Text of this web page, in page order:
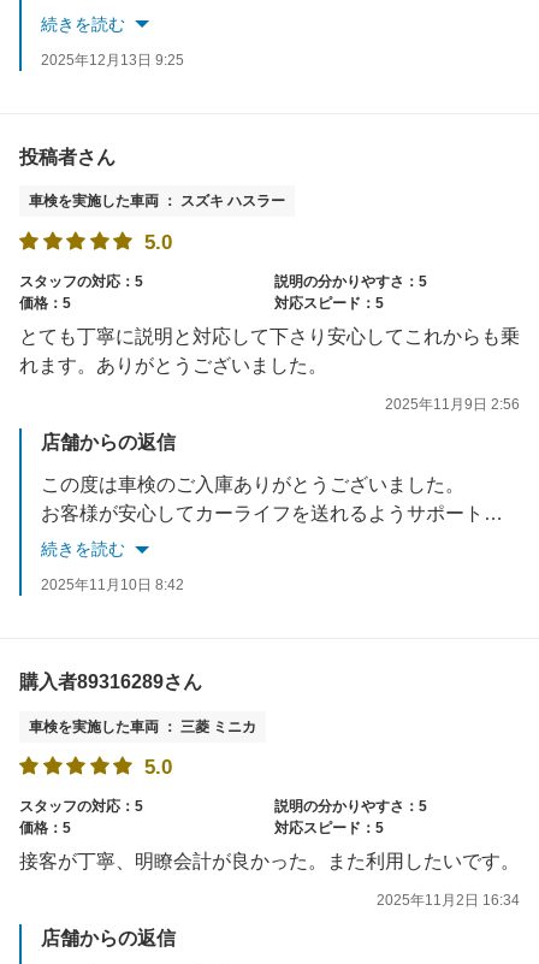
今後もオイル交換などでぜひご利用いただけたら幸いです。
続きを読む
2025年12月13日 9:25
投稿者さん
車検を実施した車両 ： スズキ ハスラー
5.0
スタッフの対応：5
説明の分かりやすさ：5
価格：5
対応スピード：5
とても丁寧に説明と対応して下さり安心してこれからも乗
れます。ありがとうございました。
2025年11月9日 2:56
店舗からの返信
この度は車検のご入庫ありがとうございました。
お客様が安心してカーライフを送れるようサポートできたことうれしく思います。
またのご利用、スタッフ一同お待ちしております。
続きを読む
2025年11月10日 8:42
購入者89316289さん
車検を実施した車両 ： 三菱 ミニカ
5.0
スタッフの対応：5
説明の分かりやすさ：5
価格：5
対応スピード：5
接客が丁寧、明瞭会計が良かった。また利用したいです。
2025年11月2日 16:34
店舗からの返信